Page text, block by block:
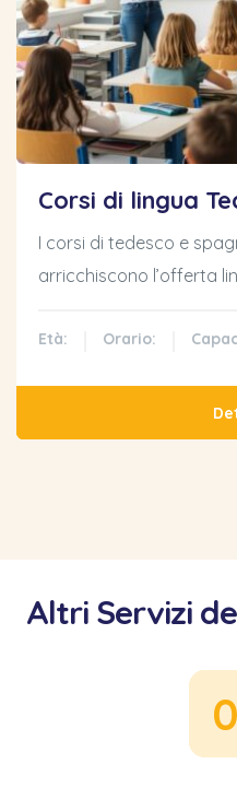
Corsi di lingua
I corsi di tedesco e
arricchiscono l’offerta
Età: Orario:
Altri Servizi